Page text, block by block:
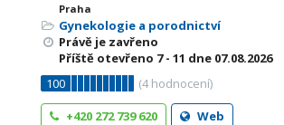
Praha
Gynekologie a porodnictví
Právě je zavřeno
Příště otevřeno 7 - 11 dne 07.08.2026
100
(4hodnocení)
+420 272 739 620
Web